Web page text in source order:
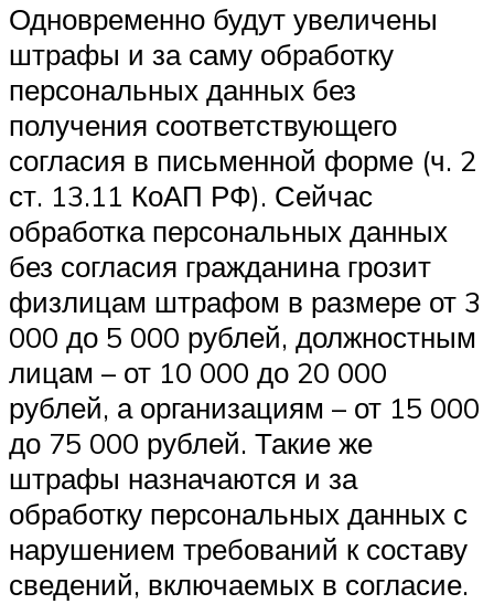
Одновременно будут увеличены
штрафы и за саму обработку
персональных данных без
получения соответствующего
согласия в письменной форме (ч. 2
ст. 13.11 КоАП РФ). Сейчас
обработка персональных данных
без согласия гражданина грозит
физлицам штрафом в размере от 3
000 до 5 000 рублей, должностным
лицам – от 10 000 до 20 000
рублей, а организациям – от 15 000
до 75 000 рублей. Такие же
штрафы назначаются и за
обработку персональных данных с
нарушением требований к составу
сведений, включаемых в согласие.